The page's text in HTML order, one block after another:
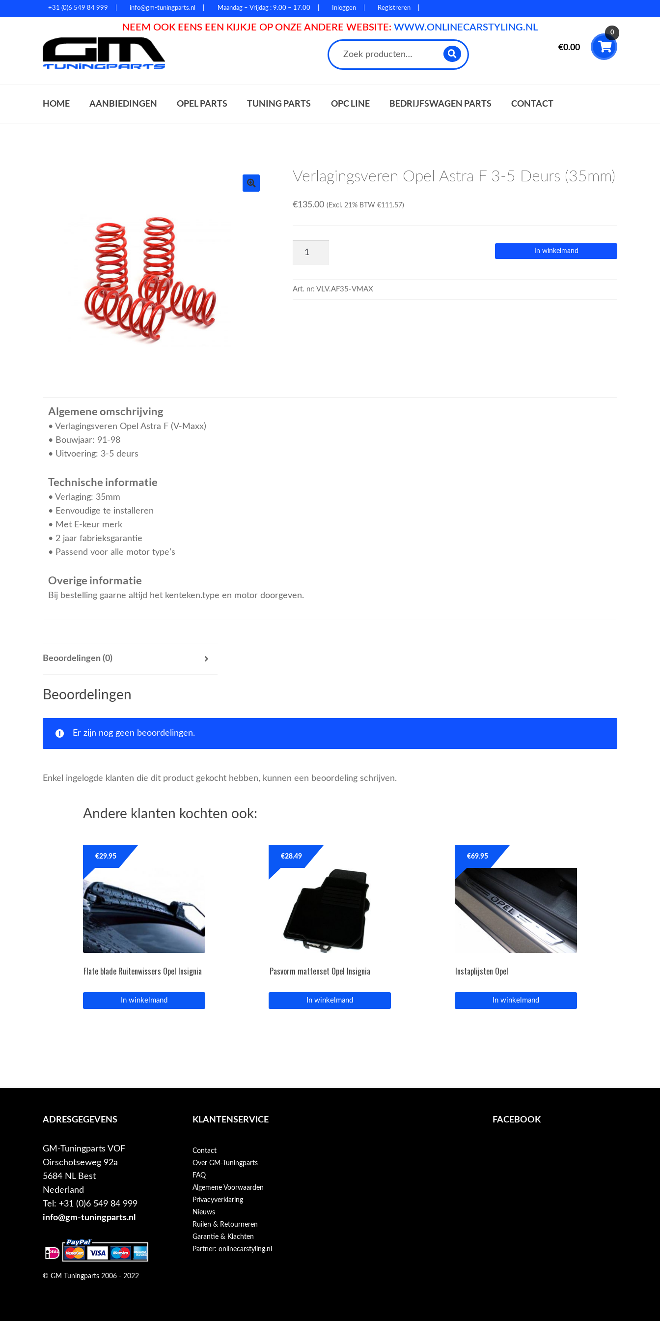
+31 (0)6 549 84 999 info@gm-tuningparts.nl Maandag – Vrijdag : 9.00 – 17.00 Inloggen Registreren
NEEM OOK EENS EEN KIJKJE OP ONZE ANDERE WEBSITE: WWW.ONLINECARSTYLING.NL
€0.00
0
HOME AANBIEDINGEN OPEL PARTS TUNING PARTS OPC LINE BEDRIJFSWAGEN PARTS CONTACT
Verlagingsveren Opel Astra F 3-5 Deurs (35mm)
€135.00 (Excl. 21% BTW €111.57)
In winkelmand
Art. nr: VLV.AF35-VMAX
Algemene omschrijving
• Verlagingsveren Opel Astra F (V-Maxx)
• Bouwjaar: 91-98
• Uitvoering: 3-5 deurs
Technische informatie
• Verlaging: 35mm
• Eenvoudige te installeren
• Met E-keur merk
• 2 jaar fabrieksgarantie
• Passend voor alle motor type’s
Overige informatie
Bij bestelling gaarne altijd het kenteken.type en motor doorgeven.
Beoordelingen (0)
Beoordelingen
Er zijn nog geen beoordelingen.
Enkel ingelogde klanten die dit product gekocht hebben, kunnen een beoordeling schrijven.
Andere klanten kochten ook:
Flate blade Ruitenwissers Opel Insignia
€29.95
In winkelmand
Pasvorm mattenset Opel Insignia
€28.49
In winkelmand
Instaplijsten Opel
€69.95
In winkelmand
ADRESGEGEVENS
GM-Tuningparts VOF
Oirschotseweg 92a
5684 NL Best
Nederland
Tel: +31 (0)6 549 84 999
info@gm-tuningparts.nl
KLANTENSERVICE
Contact
Over GM-Tuningparts
FAQ
Algemene Voorwaarden
Privacyverklaring
Nieuws
Ruilen & Retourneren
Garantie & Klachten
Partner: onlinecarstyling.nl
FACEBOOK
© GM Tuningparts 2006 - 2022